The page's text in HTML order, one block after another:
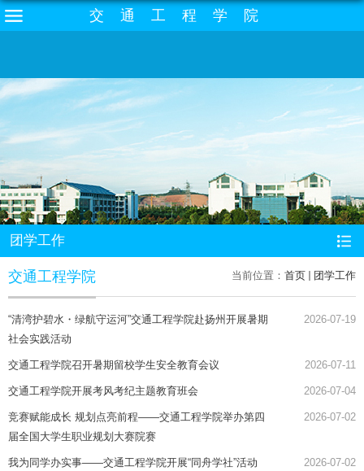
交通工程学院
团学工作
当前位置： 首页 团学工作
交通工程学院
“清湾护碧水・绿航守运河”交通工程学院赴扬州开展暑期
社会实践活动
2026-07-19
交通工程学院召开暑期留校学生安全教育会议 2026-07-11
交通工程学院开展考风考纪主题教育班会 2026-07-04
竞赛赋能成长 规划点亮前程——交通工程学院举办第四
届全国大学生职业规划大赛院赛
2026-07-02
我为同学办实事——交通工程学院开展“同舟学社”活动 2026-07-02